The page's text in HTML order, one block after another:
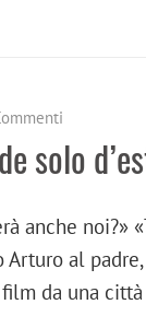
solo
anche noi?»
Arturo al
da una